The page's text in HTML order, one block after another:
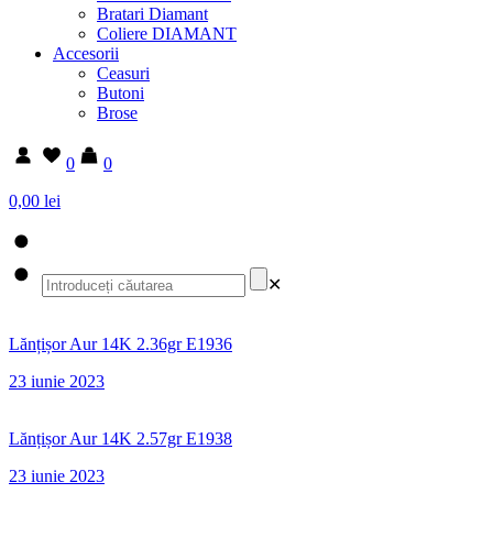
Bratari Diamant
Coliere DIAMANT
Accesorii
Ceasuri
Butoni
Brose
0
0
0,00 lei
✕
Lănțișor Aur 14K 2.36gr E1936
23 iunie 2023
Lănțișor Aur 14K 2.57gr E1938
23 iunie 2023